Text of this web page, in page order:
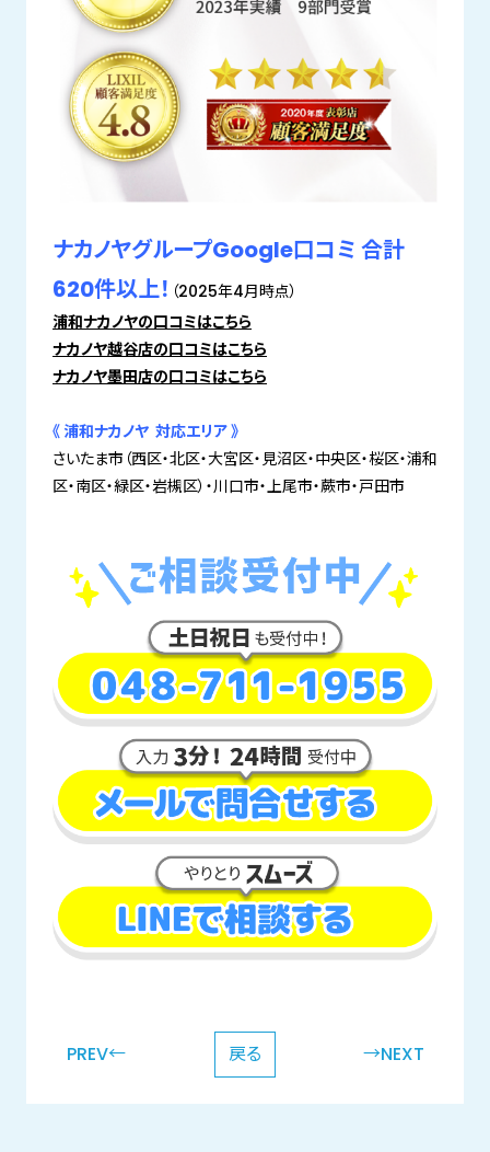
ナカノヤグループGoogle口コミ 合計
620件以上！ （2025年4月時点）
浦和ナカノヤの口コミはこちら
ナカノヤ越谷店の口コミはこちら
ナカノヤ墨田店の口コミはこちら
《 浦和ナカノヤ 対応エリア 》
さいたま市（西区・北区・大宮区・見沼区・中央区・桜区・浦和
区・南区・緑区・岩槻区）・川口市・上尾市・蕨市・戸田市
PREV← 戻る →NEXT